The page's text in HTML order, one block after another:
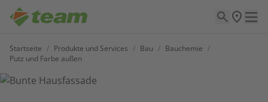
Startseite / Produkte und Services / Bau / Bauchemie /
Putz und Farbe außen